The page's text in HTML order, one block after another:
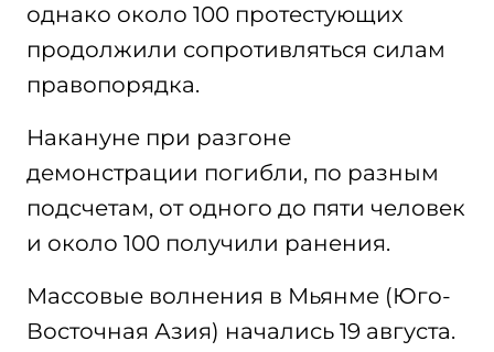
однако около 100 протестующих
продолжили сопротивляться силам
правопорядка.
Накануне при разгоне
демонстрации погибли, по разным
подсчетам, от одного до пяти человек
и около 100 получили ранения.
Массовые волнения в Мьянме (Юго-
Восточная Азия) начались 19 августа.